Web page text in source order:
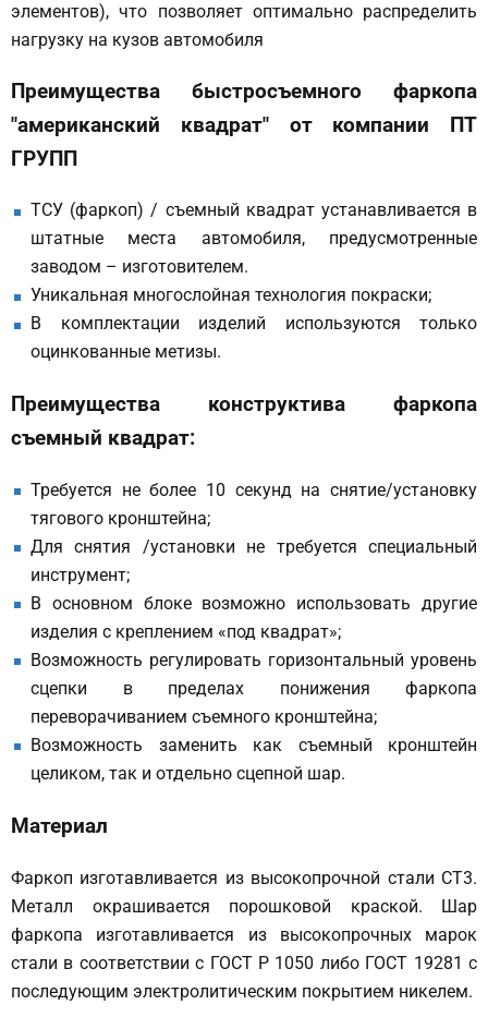
элементов), что позволяет оптимально распределить
нагрузку на кузов автомобиля
Преимущества быстросъемного фаркопа
"американский квадрат" от компании ПТ
ГРУПП
ТСУ (фаркоп) / съемный квадрат устанавливается в
штатные места автомобиля, предусмотренные
заводом – изготовителем.
Уникальная многослойная технология покраски;
В комплектации изделий используются только
оцинкованные метизы.
Преимущества конструктива фаркопа
съемный квадрат:
Требуется не более 10 секунд на снятие/установку
тягового кронштейна;
Для снятия /установки не требуется специальный
инструмент;
В основном блоке возможно использовать другие
изделия с креплением «под квадрат»;
Возможность регулировать горизонтальный уровень
сцепки в пределах понижения фаркопа
переворачиванием съемного кронштейна;
Возможность заменить как съемный кронштейн
целиком, так и отдельно сцепной шар.
Материал
Фаркоп изготавливается из высокопрочной стали СТ3.
Металл окрашивается порошковой краской. Шар
фаркопа изготавливается из высокопрочных марок
стали в соответствии с ГОСТ Р 1050 либо ГОСТ 19281 с
последующим электролитическим покрытием никелем.